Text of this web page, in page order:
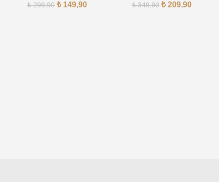
₺299,90 ₺149,90 ₺349,90 ₺209,90